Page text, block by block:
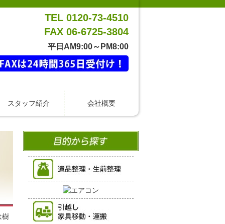
TEL 0120-73-4510
FAX 06-6725-3804
平日AM9:00～PM8:00
スタッフ紹介 会社概要
樹